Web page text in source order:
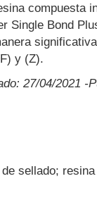
compuesta
Single Bond
y (Z).
27/04/2021 -
sellado;